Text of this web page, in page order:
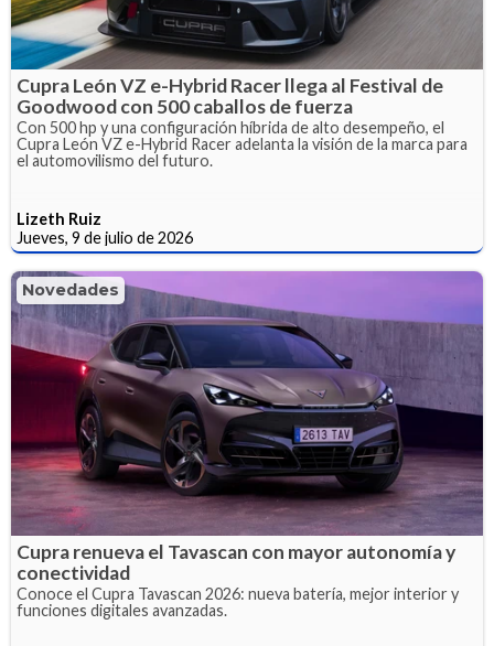
Cupra León VZ e-Hybrid Racer llega al Festival de
Goodwood con 500 caballos de fuerza
Con 500 hp y una configuración híbrida de alto desempeño, el
Cupra León VZ e-Hybrid Racer adelanta la visión de la marca para
el automovilismo del futuro.
Lizeth Ruiz
Jueves, 9 de julio de 2026
Novedades
Cupra renueva el Tavascan con mayor autonomía y
conectividad
Conoce el Cupra Tavascan 2026: nueva batería, mejor interior y
funciones digitales avanzadas.